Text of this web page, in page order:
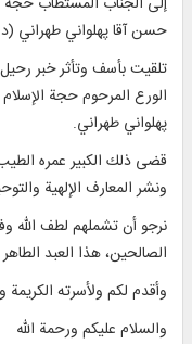
حسن آقا پهلواني طهراني
تلقيت بأسف وتأثر خبر رحيل
الورع المرحوم حجة
پهلواني طهراني.
قضى ذلك الكبير عمره
ونشر المعارف الإلهية
نرجو أن تشملهم لطف الله
الصالحين، هذا العبد
وأقدم لكم ولأسرته
والسلام عليكم ورحمة الله